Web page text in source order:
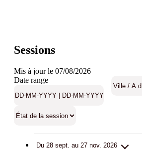
Sessions
Mis à jour le 07/08/2026
Date range
Du 28 sept. au 27 nov. 2026